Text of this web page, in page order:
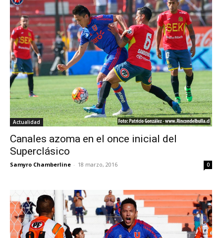
Actualidad
Canales azoma en el once inicial del
Superclásico
Samyro Chamberline - 18 marzo, 2016 0